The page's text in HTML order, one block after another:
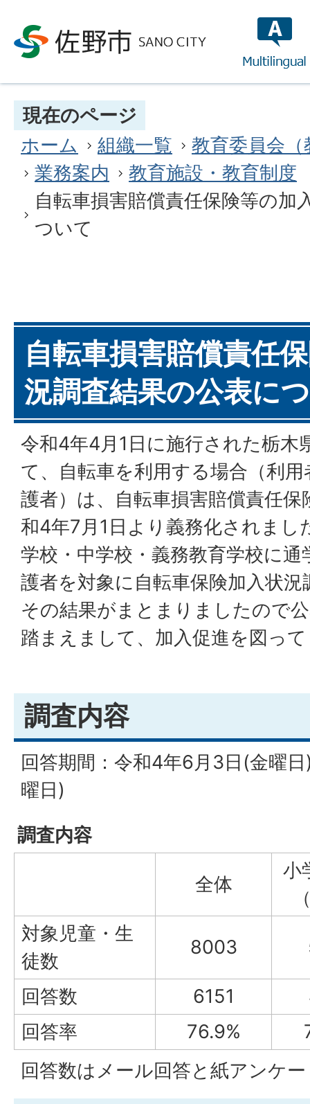
現在のページ
ホーム
組織一覧
教育委員会（
業務案内
教育施設・教育制度
自転車損害賠償責任保険等の加
ついて
自転車損害賠償責任
況調査結果の公表に
令和4年4月1日に施行された栃木
て、自転車を利用する場合（利
護者）は、自転車損害賠償責任
和4年7月1日より義務化されまし
学校・中学校・義務教育学校に
護者を対象に自転車保険加入状
その結果がまとまりましたので
踏まえまして、加入促進を図っ
調査内容
回答期間：令和4年6月3日(金曜
曜日)
調査内容
全体
小
対象児童・生
徒数
8003
回答数 6151
回答率
76.9%
回答数はメール回答と紙アンケ